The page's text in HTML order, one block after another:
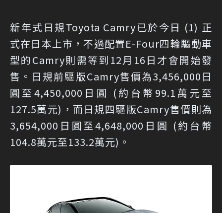
新年式日規Toyota Camry已於今日 (1) 正
式在日本上市，不過配置E-Four四輪驅動車
型的Camry則需等到12月16日才會開始發
售。日規前驅版Camry售價為3,456,000日
圓至4,450,000日圓 (約台幣99.1萬元至
127.5萬元)，而日規四驅版Camry售價則為
3,654,000日圓至4,648,000日圓 (約台幣
104.8萬元至133.2萬元)。